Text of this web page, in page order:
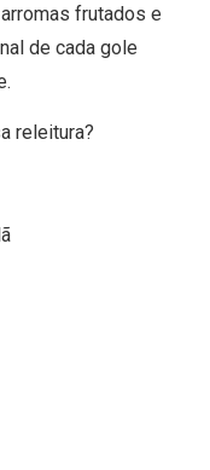
frutados e
de cada gole
releitura?